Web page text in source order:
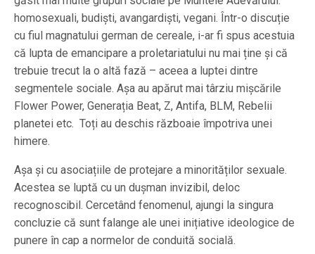
homosexuali, budiști, avangardiști, vegani. Într-o discuție
cu fiul magnatului german de cereale, i-ar fi spus acestuia
că lupta de emancipare a proletariatului nu mai ține și că
trebuie trecut la o altă fază – aceea a luptei dintre
segmentele sociale. Așa au apărut mai târziu mișcările
Flower Power, Generația Beat, Z, Antifa, BLM, Rebelii
planetei etc. Toți au deschis războaie împotriva unei
himere.
Așa și cu asociațiile de protejare a minorităților sexuale.
Acestea se luptă cu un dușman invizibil, deloc
recognoscibil. Cercetând fenomenul, ajungi la singura
concluzie că sunt falange ale unei inițiative ideologice de
punere în cap a normelor de conduită socială.